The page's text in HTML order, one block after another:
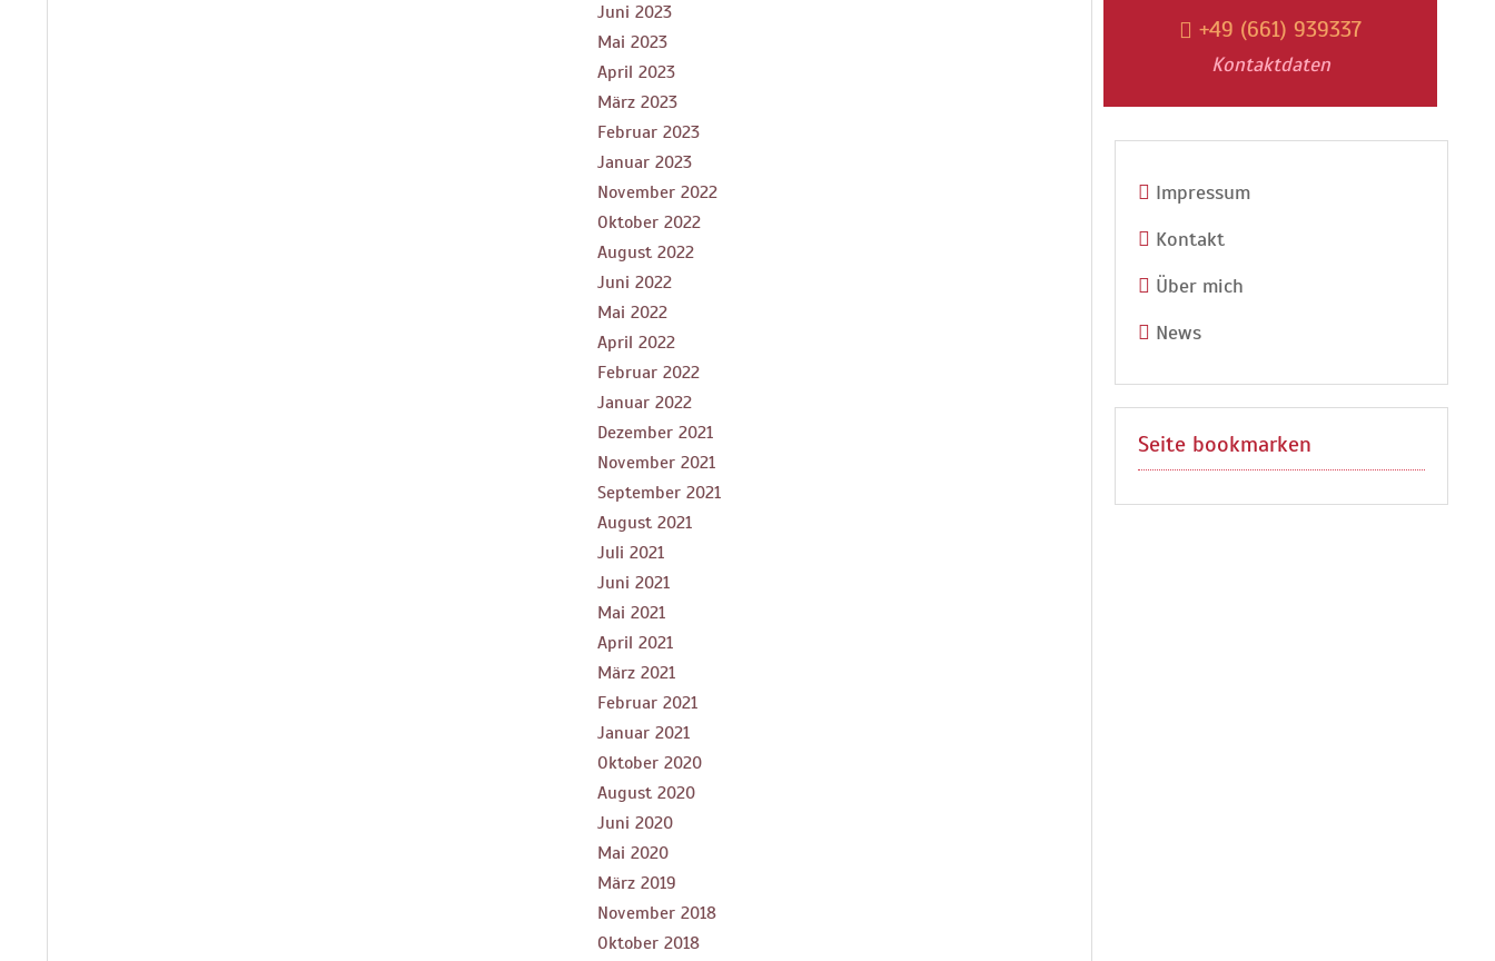
+49 (661) 939337
Kontaktdaten
Impressum
Kontakt
Über mich
News
Seite bookmarken
Juni 2023
Mai 2023
April 2023
März 2023
Februar 2023
Januar 2023
November 2022
Oktober 2022
August 2022
Juni 2022
Mai 2022
April 2022
Februar 2022
Januar 2022
Dezember 2021
November 2021
September 2021
August 2021
Juli 2021
Juni 2021
Mai 2021
April 2021
März 2021
Februar 2021
Januar 2021
Oktober 2020
August 2020
Juni 2020
Mai 2020
März 2019
November 2018
Oktober 2018